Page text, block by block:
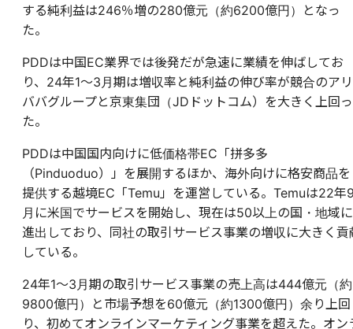
する純利益は246％増の280億元（約6200億円）となっ
た。
PDDは中国EC業界では後発だが急速に業績を伸ばしてお
り、24年1〜3月期は増収率と純利益の伸び率が競合のアリ
ババグループと京東集団（JDドットコム）を大きく上回っ
た。
PDDは中国国内向けに低価格帯EC「拼多多
（Pinduoduo）」を展開するほか、海外向けに格安商品を
提供する越境EC「Temu」を運営している。Temuは22年
月に米国でサービスを開始し、現在は50以上の国・地域に
進出しており、同社の取引サービス事業の増収に大きく貢
している。
24年1〜3月期の取引サービス事業の売上高は444億元（約
9800億円）と市場予想を60億元（約1300億円）余り上回
り、初めてオンラインマーケティング事業を超えた。オン